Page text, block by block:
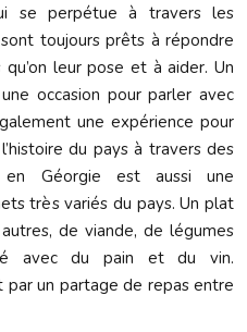
se perpétue à travers les
toujours prêts à répondre
leur pose et à aider. Un
occasion pour parler avec
une expérience pour
du pays à travers des
en Géorgie est aussi une
très variés du pays. Un plat
de viande, de légumes
avec du pain et du vin.
par un partage de repas entre